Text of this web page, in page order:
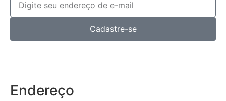
Cadastre-se
Endereço